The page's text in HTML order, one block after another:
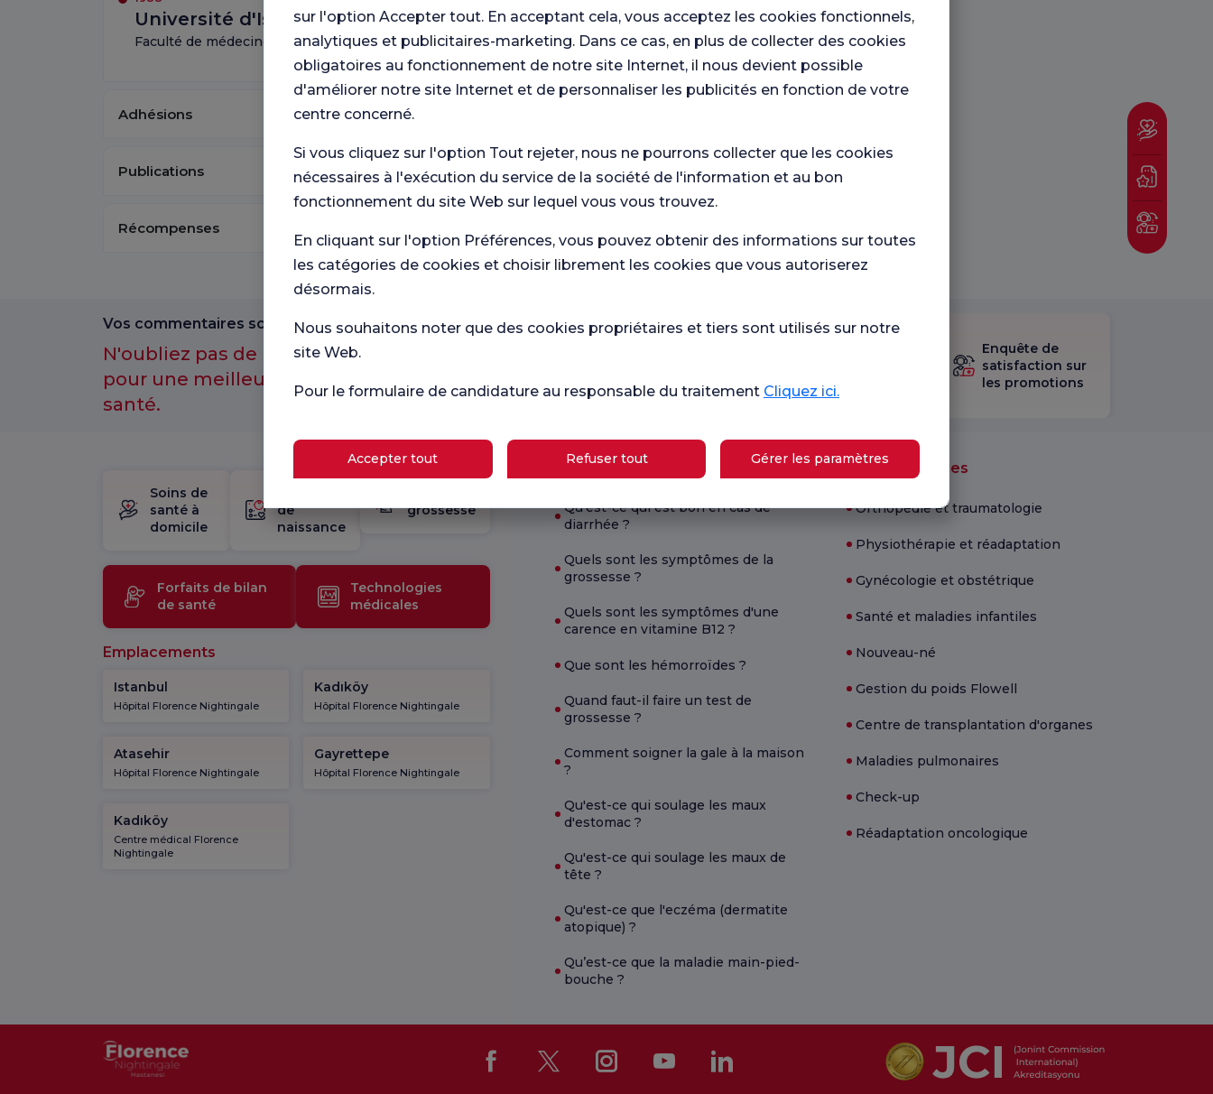
Université d'Istanbul
Faculté de médecine
Adhésions
Publications
Récompenses
Soins de
santé à
domicile
de
naissance
grossesse
Forfaits de bilan
de santé
Technologies
médicales
Emplacements
Istanbul
Hôpital Florence Nightingale
Kadıköy
Hôpital Florence Nightingale
Atasehir
Hôpital Florence Nightingale
Gayrettepe
Hôpital Florence Nightingale
Kadıköy
Centre médical Florence
Nightingale
Santé actuelle
Qu'est-ce qui est bon en cas de
diarrhée ?
Quels sont les symptômes de la
grossesse ?
Quels sont les symptômes d'une
carence en vitamine B12 ?
Que sont les hémorroïdes ?
Quand faut-il faire un test de
grossesse ?
Comment soigner la gale à la maison
?
Qu'est-ce qui soulage les maux
d'estomac ?
Qu'est-ce qui soulage les maux de
tête ?
Qu'est-ce que l'eczéma (dermatite
atopique) ?
Qu’est-ce que la maladie main-pied-
bouche ?
Unités médicales
Orthopédie et traumatologie
Physiothérapie et réadaptation
Gynécologie et obstétrique
Santé et maladies infantiles
Nouveau-né
Gestion du poids Flowell
Centre de transplantation d'organes
Maladies pulmonaires
Check-up
Réadaptation oncologique
Vos commentaires sont importants pour nous.
N'oubliez pas de participer à nos enquêtes
pour une meilleure expérience de soins de
santé.
satisfaction
satisfaction.
Enquête de
satisfaction sur
les promotions
sur l'option Accepter tout. En acceptant cela, vous acceptez les cookies fonctionnels,
analytiques et publicitaires-marketing. Dans ce cas, en plus de collecter des cookies
obligatoires au fonctionnement de notre site Internet, il nous devient possible
d'améliorer notre site Internet et de personnaliser les publicités en fonction de votre
centre concerné.
Si vous cliquez sur l'option Tout rejeter, nous ne pourrons collecter que les cookies
nécessaires à l'exécution du service de la société de l'information et au bon
fonctionnement du site Web sur lequel vous vous trouvez.
En cliquant sur l'option Préférences, vous pouvez obtenir des informations sur toutes
les catégories de cookies et choisir librement les cookies que vous autoriserez
désormais.
Nous souhaitons noter que des cookies propriétaires et tiers sont utilisés sur notre
site Web.
Pour le formulaire de candidature au responsable du traitement Cliquez ici.
Accepter tout Refuser tout Gérer les paramètres